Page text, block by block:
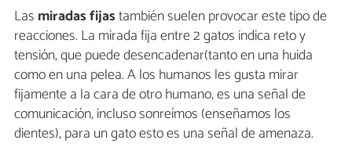
Las miradas fijastambién suelen provocar este tipo de
reacciones. La mirada fija entre 2 gatos indica reto y
tensión, que puede desencadenar(tanto en una huida
como en una pelea. A los humanos les gusta mirar
fijamente a la cara de otro humano, es una señal de
comunicación, incluso sonreímos (enseñamos los
dientes), para un gato esto es una señal de amenaza.